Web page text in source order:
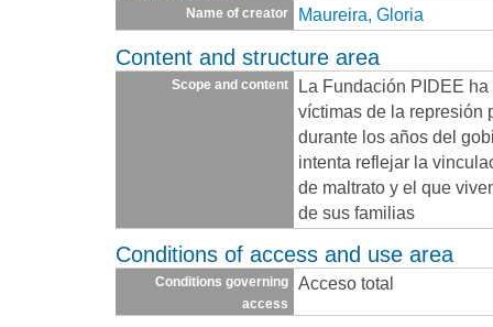
Name of creator Maureira, Gloria
Content and structure area
Scope and content
La Fundación PIDEE
víctimas de la represión
durante los años del
intenta reflejar la
de maltrato y el que
de sus familias
Conditions of access and use area
Conditions governing
access
Acceso total